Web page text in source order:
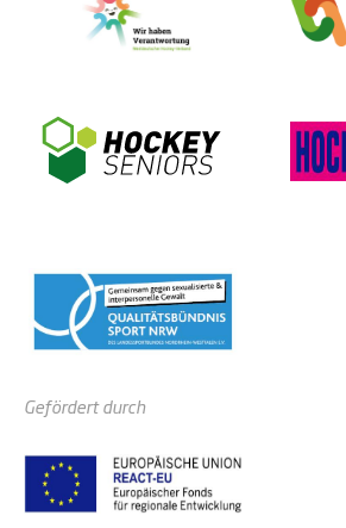
Gefördert durch